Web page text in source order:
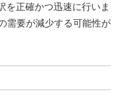
を正確かつ迅速に行いま
需要が減少する可能性が